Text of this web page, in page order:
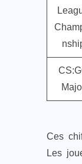
Ces
Les